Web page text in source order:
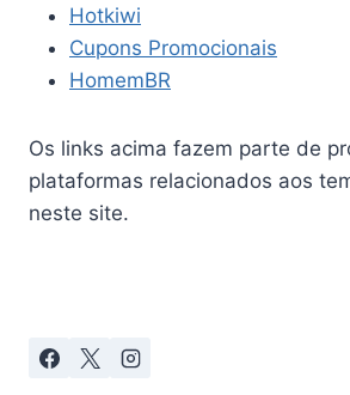
Hotkiwi
Cupons Promocionais
HomemBR
Os links acima fazem parte de
plataformas relacionados aos
neste site.